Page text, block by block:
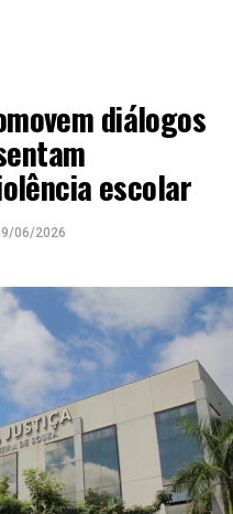
diálogos
escolar
06/2026